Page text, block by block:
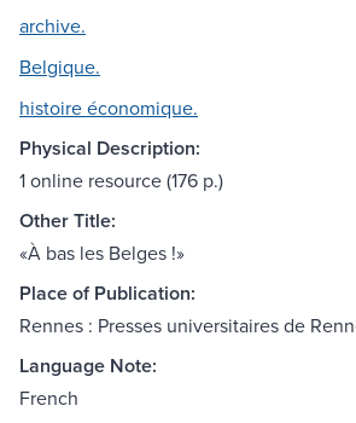
archive.
Belgique.
histoire économique.
Physical Description:
1 online resource (176 p.)
Other Title:
«À bas les Belges !»
Place of Publication:
Rennes : Presses universitaires de
Language Note:
French